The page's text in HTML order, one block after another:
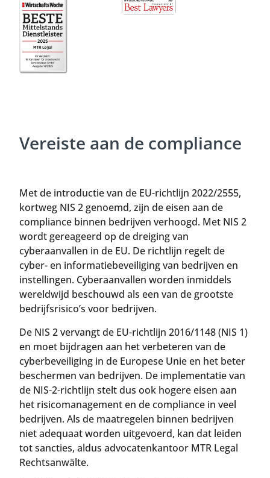
Vereiste aan de compliance
Met de introductie van de EU-richtlijn 2022/2555,
kortweg NIS 2 genoemd, zijn de eisen aan de
compliance binnen bedrijven verhoogd. Met NIS 2
wordt gereageerd op de dreiging van
cyberaanvallen in de EU. De richtlijn regelt de
cyber- en informatiebeveiliging van bedrijven en
instellingen. Cyberaanvallen worden inmiddels
wereldwijd beschouwd als een van de grootste
bedrijfsrisico’s voor bedrijven.
De NIS 2 vervangt de EU-richtlijn 2016/1148 (NIS 1)
en moet bijdragen aan het verbeteren van de
cyberbeveiliging in de Europese Unie en het beter
beschermen van bedrijven. De implementatie van
de NIS-2-richtlijn stelt dus ook hogere eisen aan
het risicomanagement en de compliance in veel
bedrijven. Als de maatregelen binnen bedrijven
niet adequaat worden uitgevoerd, kan dat leiden
tot sancties, aldus advocatenkantoor MTR Legal
Rechtsanwälte.